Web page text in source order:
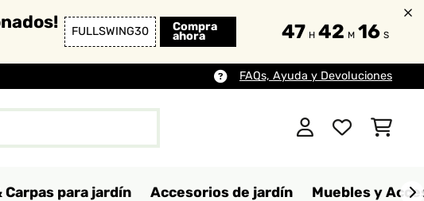
FULLSWING30 Compra
ahora 47 H 42 M 15 S
FAQs, Ayuda y Devoluciones
para jardín Accesorios de jardín Muebles y